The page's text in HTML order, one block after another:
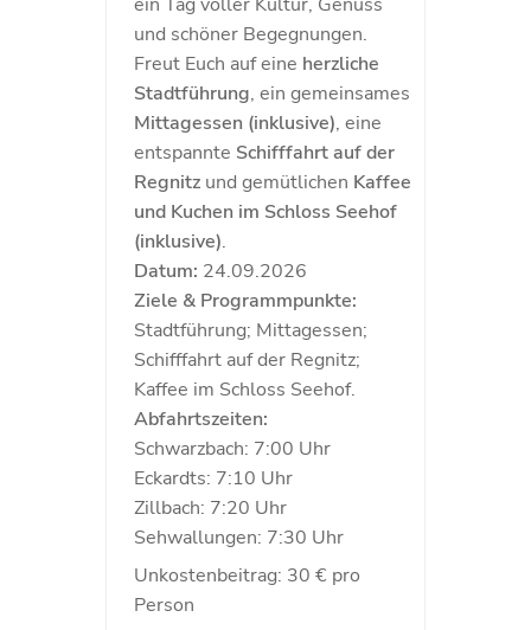
und schöner Begegnungen.
Freut Euch auf eine herzliche
Stadtführung, ein gemeinsames
Mittagessen (inklusive), eine
entspannte Schifffahrt auf der
Regnitz und gemütlichen Kaffee
und Kuchen im Schloss Seehof
(inklusive).
Datum: 24.09.2026
Ziele & Programmpunkte:
Stadtführung; Mittagessen;
Schifffahrt auf der Regnitz;
Kaffee im Schloss Seehof.
Abfahrtszeiten:
Schwarzbach: 7:00 Uhr
Eckardts: 7:10 Uhr
Zillbach: 7:20 Uhr
Sehwallungen: 7:30 Uhr
Unkostenbeitrag: 30 € pro
Person